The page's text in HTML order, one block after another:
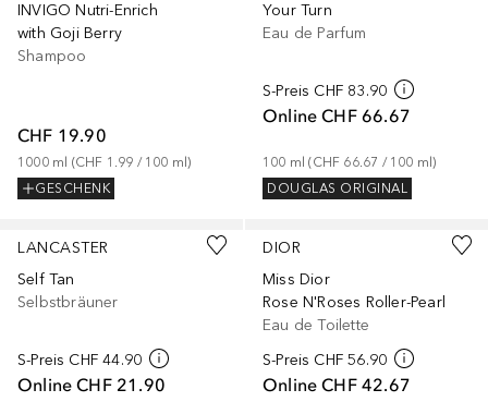
INVIGO Nutri-Enrich
with Goji Berry
Shampoo
CHF 19.90
1000 ml (CHF 1.99 / 100 ml)
GESCHENK
Your Turn
Eau de Parfum
S-Preis CHF 83.90
Online CHF 66.67
100 ml (CHF 66.67 / 100 ml)
DOUGLAS ORIGINAL
LANCASTER
Self Tan
Selbstbräuner
S-Preis CHF 44.90
Online CHF 21.90
DIOR
Miss Dior
Rose N'Roses Roller-Pearl
Eau de Toilette
S-Preis CHF 56.90
Online CHF 42.67